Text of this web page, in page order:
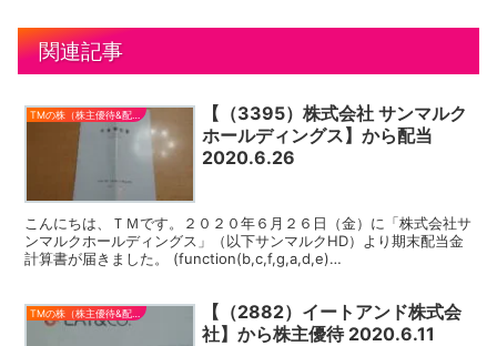
関連記事
TMの株（株主優待&配当）
【（3395）株式会社 サンマルク
ホールディングス】から配当
2020.6.26
こんにちは、ＴＭです。２０２０年６月２６日（金）に「株式会社サ
ンマルクホールディングス」（以下サンマルクHD）より期末配当金
計算書が届きました。 (function(b,c,f,g,a,d,e)
【（2882）イートアンド株式会
社】から株主優待 2020.6.11